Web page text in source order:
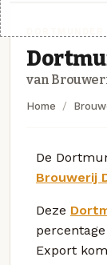
van
Home
De
Brouwerij
Deze
Export